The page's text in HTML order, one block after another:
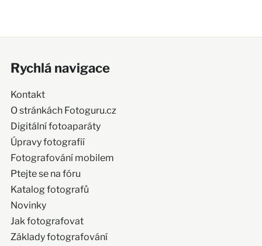
Rychlá navigace
Kontakt
O stránkách Fotoguru.cz
Digitální fotoaparáty
Úpravy fotografií
Fotografování mobilem
Ptejte se na fóru
Katalog fotografů
Novinky
Jak fotografovat
Základy fotografování